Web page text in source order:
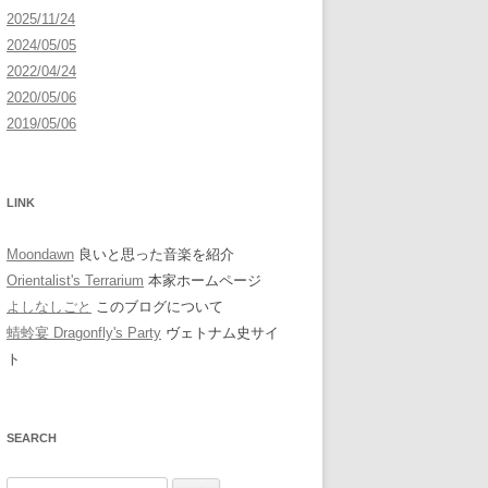
2025/11/24
2024/05/05
2022/04/24
2020/05/06
2019/05/06
LINK
Moondawn 良いと思った音楽を紹介
Orientalist's Terrarium 本家ホームページ
よしなしごと このブログについて
蜻蛉宴 Dragonfly's Party ヴェトナム史サイ
ト
SEARCH